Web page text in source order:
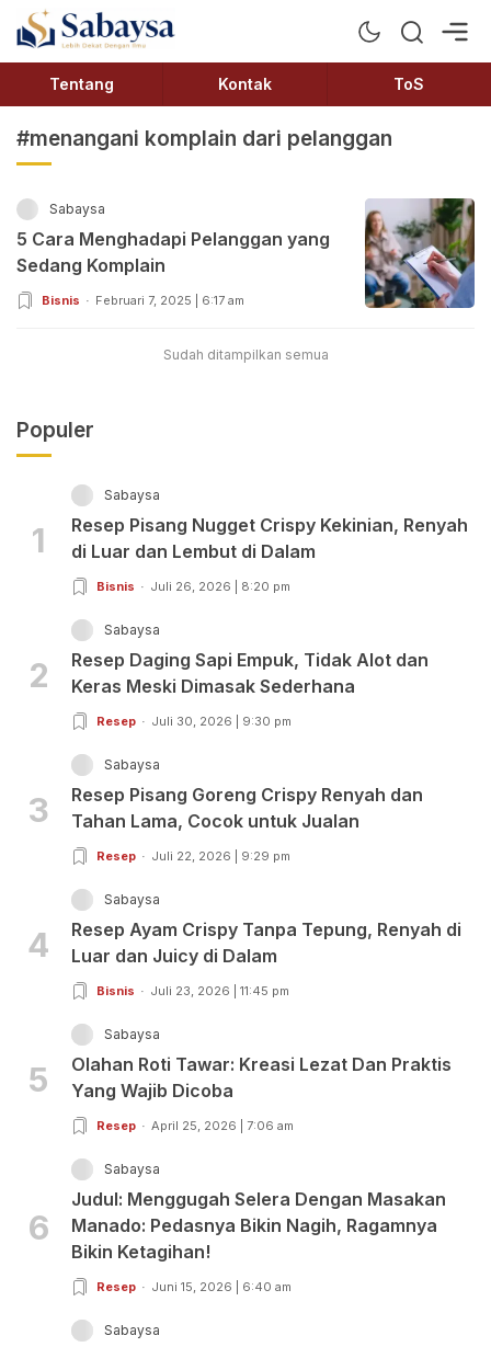
Sabaysa
Lebih Dekat Dengan Ilmu
Tentang Kontak ToS
#menangani komplain dari pelanggan
Sabaysa
5 Cara Menghadapi Pelanggan yang
Sedang Komplain
Bisnis Februari 7, 2025 | 6:17 am
Sudah ditampilkan semua
Populer
1
Sabaysa
Resep Pisang Nugget Crispy Kekinian, Renyah
di Luar dan Lembut di Dalam
Bisnis Juli 26, 2026 | 8:20 pm
2
Sabaysa
Resep Daging Sapi Empuk, Tidak Alot dan
Keras Meski Dimasak Sederhana
Resep Juli 30, 2026 | 9:30 pm
3
Sabaysa
Resep Pisang Goreng Crispy Renyah dan
Tahan Lama, Cocok untuk Jualan
Resep Juli 22, 2026 | 9:29 pm
4
Sabaysa
Resep Ayam Crispy Tanpa Tepung, Renyah di
Luar dan Juicy di Dalam
Bisnis Juli 23, 2026 | 11:45 pm
5
Sabaysa
Olahan Roti Tawar: Kreasi Lezat Dan Praktis
Yang Wajib Dicoba
Resep April 25, 2026 | 7:06 am
6
Sabaysa
Judul: Menggugah Selera Dengan Masakan
Manado: Pedasnya Bikin Nagih, Ragamnya
Bikin Ketagihan!
Resep Juni 15, 2026 | 6:40 am
Sabaysa